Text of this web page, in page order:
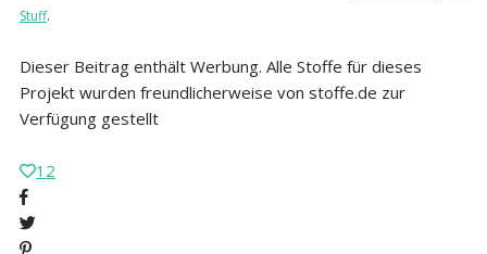
Stuff.
Dieser Beitrag enthält Werbung. Alle Stoffe für dieses
Projekt wurden freundlicherweise von stoffe.de zur
Verfügung gestellt
12